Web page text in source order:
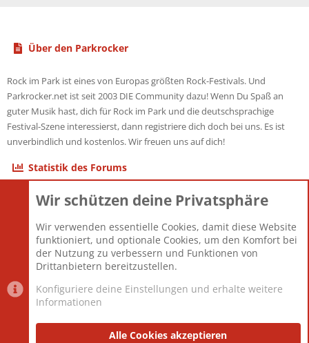
Über den Parkrocker
Rock im Park ist eines von Europas größten Rock-Festivals. Und
Parkrocker.net ist seit 2003 DIE Community dazu! Wenn Du Spaß an
guter Musik hast, dich für Rock im Park und die deutschsprachige
Festival-Szene interessierst, dann registriere dich doch bei uns. Es ist
unverbindlich und kostenlos. Wir freuen uns auf dich!
Statistik des Forums
Themen
Mitglieder
12.425
Neuestes Mitglied
Toddster85
Datenschutzerklärung Impressum
Wir schützen deine Privatsphäre
Wir verwenden essentielle Cookies, damit diese Website
funktioniert, und optionale Cookies, um den Komfort bei
der Nutzung zu verbessern und Funktionen von
Drittanbietern bereitzustellen.
Konfiguriere deine Einstellungen und erhalte weitere
Informationen
Alle Cookies akzeptieren